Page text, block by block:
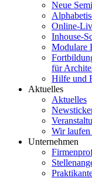
Neue
Online-
Inhouse-
Modulare
für
Hilfe und
Aktuelles
Aktuelles
Wir
Unternehmen